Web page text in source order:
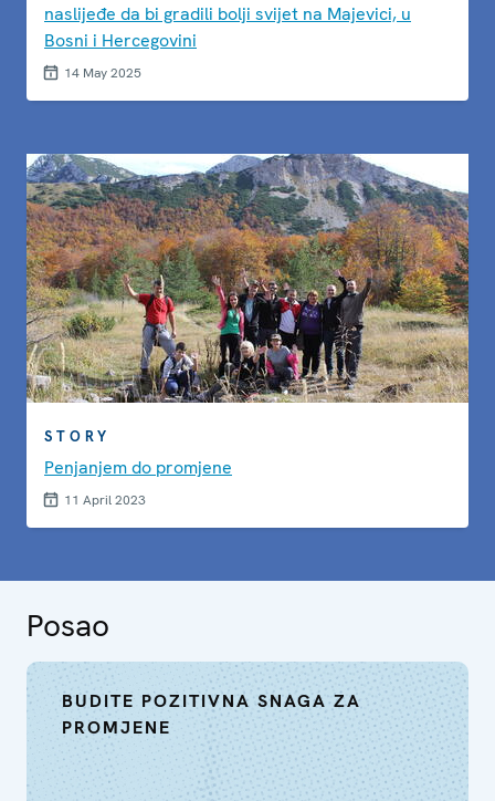
naslijeđe da bi gradili bolji svijet na Majevici, u
Bosni i Hercegovini
14 May 2025
STORY
Penjanjem do promjene
11 April 2023
Posao
BUDITE POZITIVNA SNAGA ZA
PROMJENE